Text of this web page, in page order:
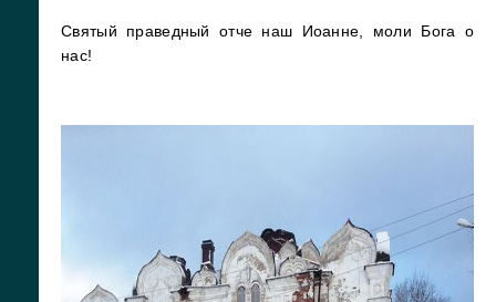
Святый праведный отче наш Иоанне, моли Бога о
нас!